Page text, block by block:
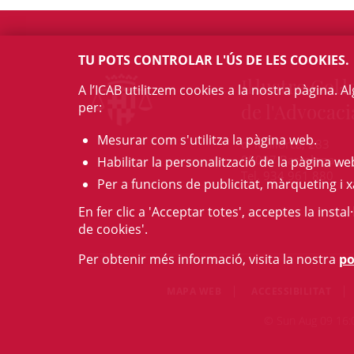
Il·lustre
c/ Mallorca, 283
08037 Barcelona
Tel. 934 961 880
© Sun Aug 09
TU POTS CONTROLAR L'ÚS DE LES COOKIES.
A l’ICAB utilitzem cookies a la nostra
per:
Mesurar com s'utilitza la pàgina web.
Habilitar la personalització de la pàgina
Per a funcions de publicitat, màrqueting i
En fer clic a 'Acceptar totes', acceptes la
de cookies'.
Per obtenir més informació, visita la nostra